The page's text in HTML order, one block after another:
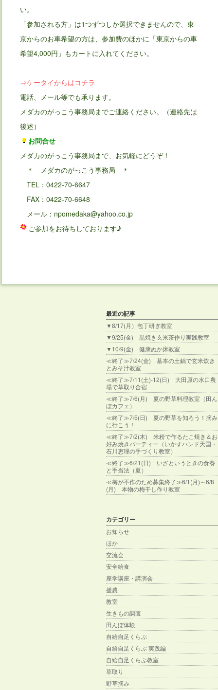
い。
「参加される方」は1つずつしか選択できませんので、東
京からのお車希望の方は、参加費のほかに「東京からの車
希望4,000円」もカートに入れてください。
⇒ケータイからはコチラ
電話、メール等でも承ります。
メダカのがっこう事務局までご連絡ください。（連絡先は
後述）
お問合せ
メダカのがっこう事務局まで、お気軽にどうぞ！
＊ メダカのがっこう事務局 ＊
TEL：0422-70-6647
FAX：0422-70-6648
メール：npomedaka@yahoo.co.jp
ご参加をお待ちしております♪
最近の記事
▼8/17(月）包丁研ぎ教室
▼9/25(金) 黒焼き玄米茶作り実践教室
▼10/9(金) 健康ぬか床教室
≪終了≫7/24(金) 基本の土鍋で玄米炊き
とみそ汁教室
≪終了≫7/11(土)-12(日) 大田原の水口農
場で草取り合宿
≪終了≫7/6(月) 夏の野草料理教室（田ん
ぼカフェ）
≪終了≫7/5(日) 夏の野草を知ろう！摘み
に行こう！
≪終了≫7/2(木) 米粉で作るたこ焼き＆お
好み焼きパーティー（いかすハンド天国・
石川恵理の手づくり教室）
≪終了≫6/21(日) いざというときの食養
と手当法（夏）
≪梅が不作のため募集終了≫6/1(月)～6/8
(月) 本物の梅干し作り教室
カテゴリー
お知らせ
ほか
交流会
安全給食
座学講座・講演会
援農
教室
生きもの調査
田んぼ体験
自給自足くらぶ
自給自足くらぶ 実践編
自給自足くらぶ教室
草取り
野草摘み